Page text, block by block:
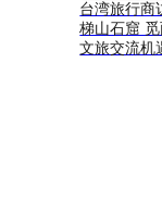
台湾旅行商
梯山石窟
文旅交流机